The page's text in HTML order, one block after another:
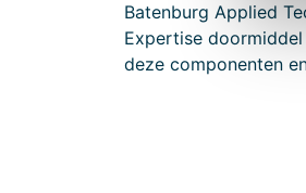
Batenburg Applied
Expertise
deze componenten